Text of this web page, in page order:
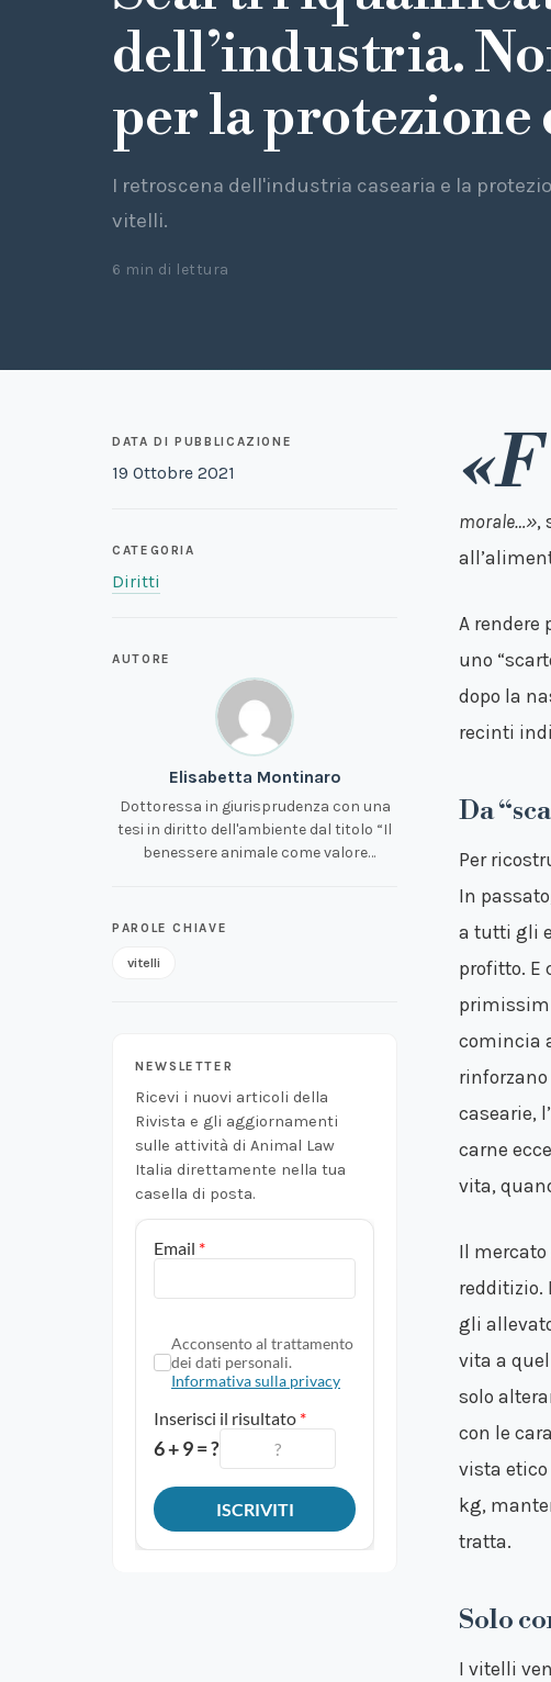
dell’industria.
per la
I retroscena dell'industria casearia e la
vitelli.
6 min di lettura
DATA DI PUBBLICAZIONE
19 Ottobre 2021
CATEGORIA
Diritti
AUTORE
Elisabetta Montinaro
Dottoressa in giurisprudenza con una
tesi in diritto dell'ambiente dal titolo “Il
benessere animale come valore
presso uno studio di diritto
della causa animalista e attiva presso
fermamente nelle potenzialità del
virtuoso ed è convinta che il primo
passo per cambiare il mondo sia
cambiare sé stessi.
PAROLE CHIAVE
vitelli
NEWSLETTER
Ricevi i nuovi articoli della
Rivista e gli aggiornamenti
sulle attività di Animal Law
Italia direttamente nella tua
casella di posta.
«F
morale…»,
A rendere
uno
dopo la
recinti
Da
Per
In
a tutti gli
profitto. E
comincia
casearie,
carne
vita,
Il
redditizio.
gli
vita a
solo
con le
vista etico
kg,
tratta.
Solo
I vitelli